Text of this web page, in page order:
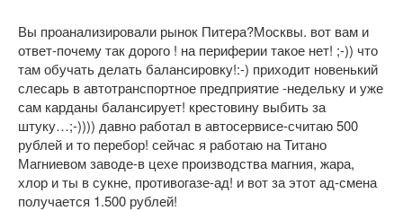
Вы проанализировали рынок Питера?Москвы. вот вам и
ответ-почему так дорого ! на периферии такое нет! ;-)) что
там обучать делать балансировку!:-) приходит новенький
слесарь в автотранспортное предприятие -недельку и уже
сам карданы балансирует! крестовину выбить за
штуку…;-)))) давно работал в автосервисе-считаю 500
рублей и то перебор! сейчас я работаю на Титано
Магниевом заводе-в цехе производства магния, жара,
хлор и ты в сукне, противогазе-ад! и вот за этот ад-смена
получается 1.500 рублей!